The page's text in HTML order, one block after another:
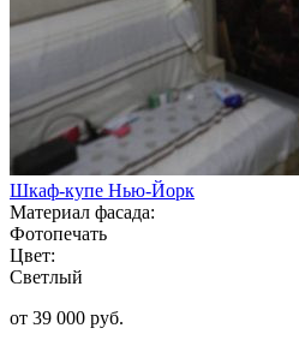
Шкаф-купе Нью-Йорк
Материал фасада:
Фотопечать
Цвет:
Светлый
от 39 000 руб.